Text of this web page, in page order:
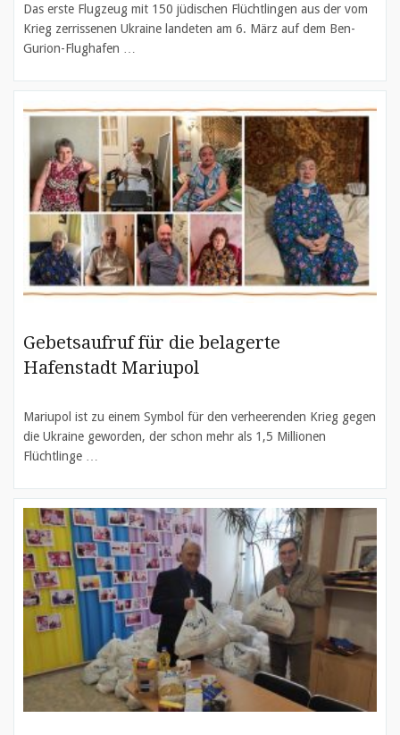
Das erste Flugzeug mit 150 jüdischen Flüchtlingen aus der vom
Krieg zerrissenen Ukraine landeten am 6. März auf dem Ben-
Gurion-Flughafen …
Gebetsaufruf für die belagerte
Hafenstadt Mariupol
Mariupol ist zu einem Symbol für den verheerenden Krieg gegen
die Ukraine geworden, der schon mehr als 1,5 Millionen
Flüchtlinge …